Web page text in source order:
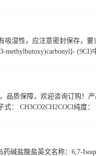
湿性，应注意密封保存，
methylbutoxy)carbonyl]- (9CI)
品质保障，欢迎咨询订购！
： CH3CO2CH2COCl纯度
碱盐酸盐英文名称：6,7-